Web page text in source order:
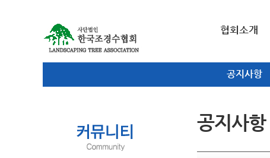
협회소개
공지사항
공지사항